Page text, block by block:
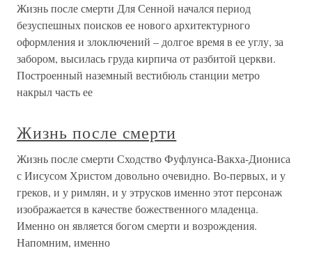
Жизнь после смерти Для Сенной начался период
безуспешных поисков ее нового архитектурного
оформления и злоключений – долгое время в ее углу, за
забором, высилась груда кирпича от разбитой церкви.
Построенный наземный вестибюль станции метро
накрыл часть ее
Жизнь после смерти
Жизнь после смерти Сходство Фуфлунса-Вакха-Диониса
с Иисусом Христом довольно очевидно. Во-первых, и у
греков, и у римлян, и у этрусков именно этот персонаж
изображается в качестве божественного младенца.
Именно он является богом смерти и возрождения.
Напомним, именно